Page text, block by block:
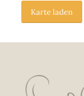
Karte laden